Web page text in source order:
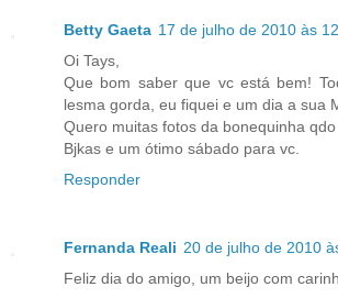
Betty Gaeta 17 de julho de 2010 às
Oi Tays,
Que bom saber que vc está bem!
lesma gorda, eu fiquei e um dia a sua
Quero muitas fotos da bonequinha qdo
Bjkas e um ótimo sábado para vc.
Responder
Fernanda Reali 20 de julho de 2010
Feliz dia do amigo, um beijo com